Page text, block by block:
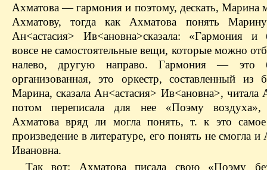
Ахматова — гармония и поэтому, дескать, Марина
Ахматову, тогда как Ахматова понять
Ан<астасия> Ив<ановна>сказала: «Гармония и
вовсе не самостоятельные вещи, которые можно
налево, другую направо. Гармония — это
организованная, это оркестр, составленный из
Марина, сказала Ан<астасия> Ив<ановна>, читала
потом переписала для нее «Поэму воздуха»,
Ахматова вряд ли могла понять, т. к это самое
произведение в литературе, его понять не смогла и
Ивановна.
Так вот: Ахматова писала свою «Поэму